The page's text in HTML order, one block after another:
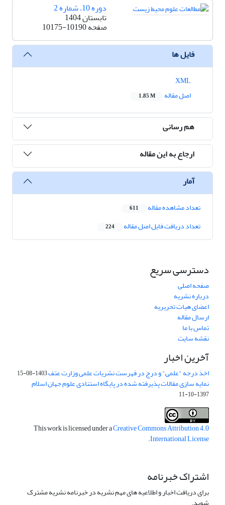
دوره 10، شماره 2
تابستان 1404
صفحه10175-10190
فایل ها
اصل مقاله
1.85 M
هم رسانی
ارجاع به این مقاله
آمار
تعداد مشاهده مقاله 611
تعداد دریافت فایل اصل مقاله 224
دسترسی سریع
صفحه اصلی
درباره نشریه
اعضای هیات تحریریه
ارسال مقاله
تماس با ما
نقشه سایت
آخرین اخبار
اخذ درجه "علمی" و درج در فهرست نشریات علمی وزارت عتف1403-08-15
نمایه سازی مقالات پذیرفته شده در پایگاه استنادی علوم جهان اسلام
1397-10-11
This work is licensed under aCreative Commons Attribution 4.0
International License
.
اشتراک خبرنامه
برای دریافت اخبار و اطلاعیه های مهم نشریه در خبرنامه نشریه مشترک